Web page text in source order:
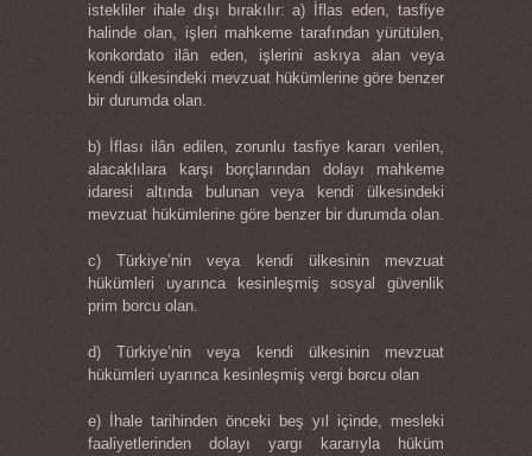
istekliler ihale dışı bırakılır: a) İflas eden, tasfiye
halinde olan, işleri mahkeme tarafından yürütülen,
konkordato ilân eden, işlerini askıya alan veya
kendi ülkesindeki mevzuat hükümlerine göre benzer
bir durumda olan.
b) İflası ilân edilen, zorunlu tasfiye kararı verilen,
alacaklılara karşı borçlarından dolayı mahkeme
idaresi altında bulunan veya kendi ülkesindeki
mevzuat hükümlerine göre benzer bir durumda olan.
c) Türkiye’nin veya kendi ülkesinin mevzuat
hükümleri uyarınca kesinleşmiş sosyal güvenlik
prim borcu olan.
d) Türkiye’nin veya kendi ülkesinin mevzuat
hükümleri uyarınca kesinleşmiş vergi borcu olan
e) İhale tarihinden önceki beş yıl içinde, mesleki
faaliyetlerinden dolayı yargı kararıyla hüküm